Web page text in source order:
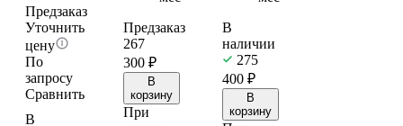
Предзаказ
Уточнить
цену
По
запросу
Сравнить
В
Предзаказ
267
300₽
В
корзину
При
В
наличии
275
400 ₽
В
корзину